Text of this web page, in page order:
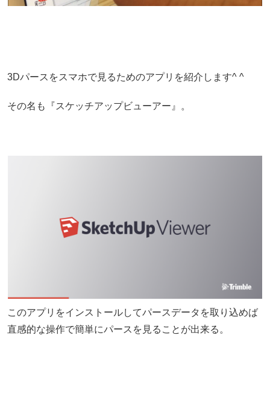
3Dパースをスマホで見るためのアプリを紹介します^ ^
その名も 『スケッチアップビューアー』。
このアプリをインストールしてパースデータを取り込めば
直感的な操作で簡単にパースを見ることが出来る。